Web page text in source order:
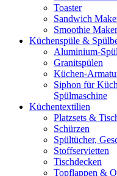
Toaster
Sandwich
Smoothie Maker
Küchenspüle &
Aluminium-
Granitspülen
Küchen-
Siphon für
Spülmaschine
Küchentextilien
Platzsets &
Schürzen
Spültücher,
Stoffservietten
Tischdecken
Topflappen &